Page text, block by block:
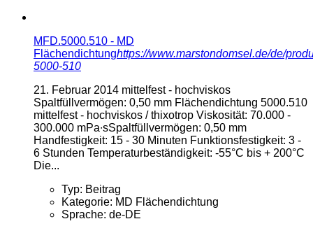
MFD.5000.510 - MD
Flächendichtunghttps://www.marstondomsel.de/de/
5000-510
21. Februar 2014 mittelfest - hochviskos
Spaltfüllvermögen: 0,50 mm Flächendichtung 5000.510
mittelfest - hochviskos / thixotrop Viskosität: 70.000 -
300.000 mPa∙sSpaltfüllvermögen: 0,50 mm
Handfestigkeit: 15 - 30 Minuten Funktionsfestigkeit: 3 -
6 Stunden Temperaturbeständigkeit: -55°C bis + 200°C
Die...
Typ: Beitrag
Kategorie: MD Flächendichtung
Sprache: de-DE